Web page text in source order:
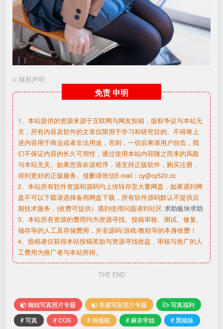
© 版权声明
免责 申明
1、本站提供的资源来源于互联网与网友投稿，版权争议与本站无
关，所有内容及软件的文章仅限用于学习和研究目的。不得将上
述内容用于商业或者非法用途，否则，一切后果请用户自负，我
们不保证内容的长久可用性，通过使用本站内容随之而来的风险
与本站无关。如果您喜欢该程序，请支持正版软件，购买注册，
得到更好的正版服务。侵删请致信E-mail：cy@cy520.cc
2、本站所有软件资源和源码均上传转存至大量网盘，如果遇到网
盘不可以下载请选择备用网盘下载，所有软件源码默认不提供后
期技术服务，(收费可提供）遇到使用问题请到社区 求助板块求助
3、本站所有资源的费用均为资源寻找、投稿审核、测试、修复、
储存等的人工及存储费用，并非源码/游戏/教程等的本身收费！
4、投稿者仅获得本站投稿奖励与资源寻找收益，审核与推广的人
工费用为推广者与本站所得。
THE END
御姐写真照片专题 美腿写真照片专题
写真福利
# 写真
# COS # 桜桃喵 # 麻衣学姐 # 黑猫妹